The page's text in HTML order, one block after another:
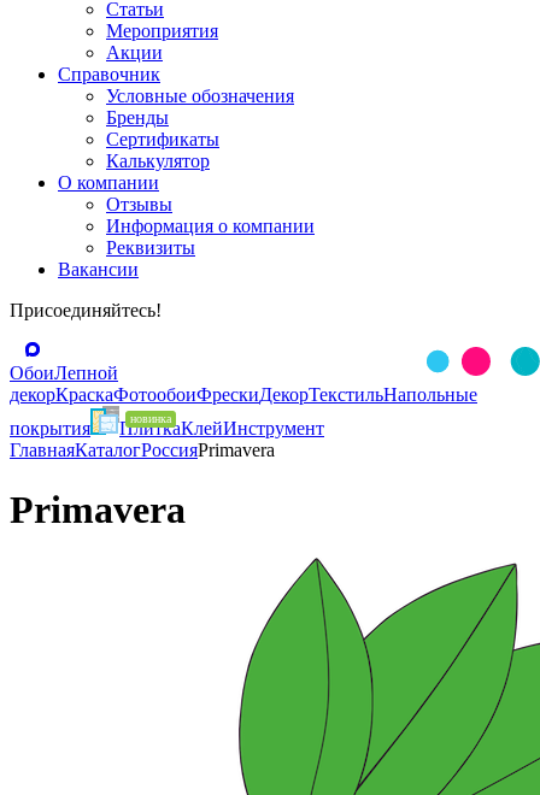
Статьи
Мероприятия
Акции
Справочник
Условные обозначения
Бренды
Сертификаты
Калькулятор
О компании
Отзывы
Информация о компании
Реквизиты
Вакансии
Присоединяйтесь!
ОбоиЛепной
декорКраскаФотообоиФрескиДекорТекстильНапольные
покрытия
ПлиткаКлейИнструмент
ГлавнаяКаталогРоссияPrimavera
Primavera